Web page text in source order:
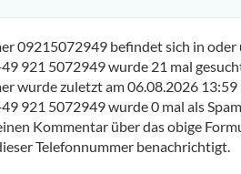
09215072949 befindet sich in oder
921 5072949 wurde 21 mal
wurde zuletzt am 06.08.2026 13:59
921 5072949 wurde 0 mal als
Kommentar über das obige
Telefonnummer benachrichtigt.